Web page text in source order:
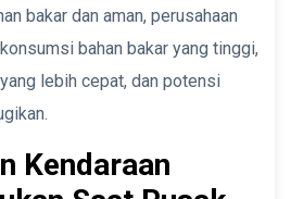
bakar dan aman, perusahaan
bahan bakar yang tinggi,
lebih cepat, dan potensi
Kendaraan